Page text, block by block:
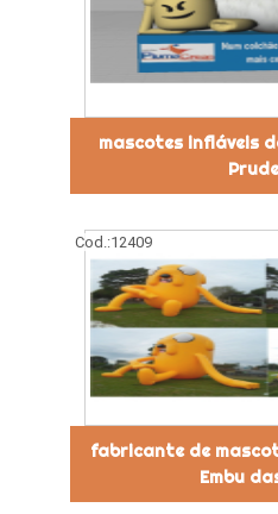
mascotes infláveis
Cod.:12409
fabricante de
Embu